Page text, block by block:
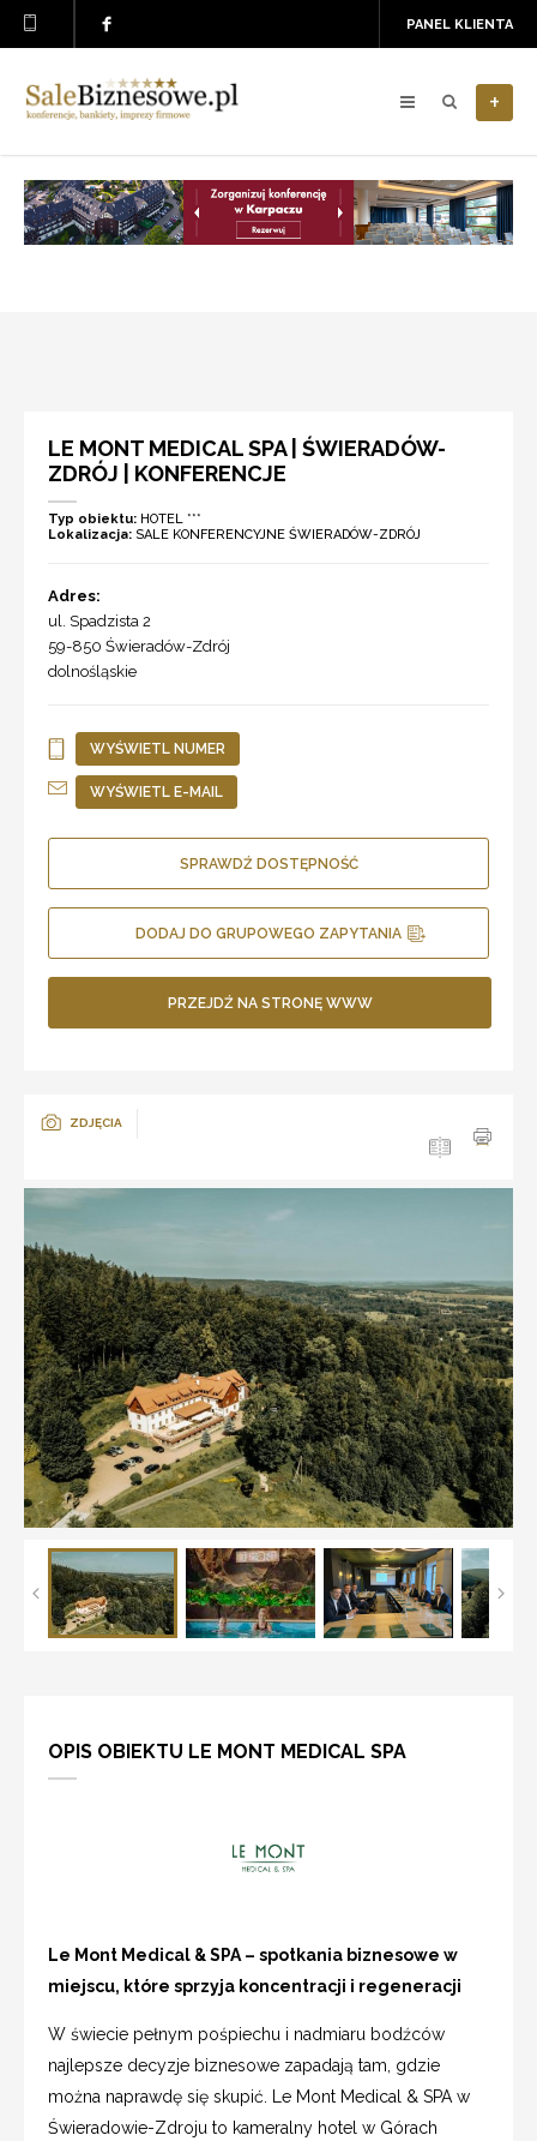
PANEL KLIENTA
+
LE MONT MEDICAL SPA | ŚWIERADÓW-
ZDRÓJ | KONFERENCJE
Typ obiektu: HOTEL ***
Lokalizacja: SALE KONFERENCYJNE ŚWIERADÓW-ZDRÓJ
Adres:
ul. Spadzista 2
59-850 Świeradów-Zdrój
dolnośląskie
WYŚWIETL NUMER
WYŚWIETL E-MAIL
SPRAWDŹ DOSTĘPNOŚĆ
DODAJ DO GRUPOWEGO ZAPYTANIA
PRZEJDŹ NA STRONĘ WWW
ZDJĘCIA
OPIS OBIEKTU LE MONT MEDICAL SPA
Le Mont Medical & SPA – spotkania biznesowe w
miejscu, które sprzyja koncentracji i regeneracji
W świecie pełnym pośpiechu i nadmiaru bodźców
najlepsze decyzje biznesowe zapadają tam, gdzie
można naprawdę się skupić. Le Mont Medical & SPA w
Świeradowie-Zdroju to kameralny hotel w Górach